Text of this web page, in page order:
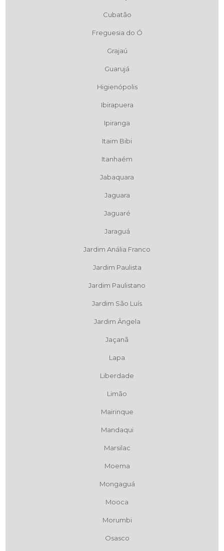
Cubatão
Freguesia do Ó
Grajaú
Guarujá
Higienópolis
Ibirapuera
Ipiranga
Itaim Bibi
Itanhaém
Jabaquara
Jaguara
Jaguaré
Jaraguá
Jardim Anália Franco
Jardim Paulista
Jardim Paulistano
Jardim São Luís
Jardim Ângela
Jaçanã
Lapa
Liberdade
Limão
Mairinque
Mandaqui
Marsilac
Moema
Mongaguá
Mooca
Morumbi
Osasco